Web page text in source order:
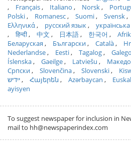
Français
Italiano Norsk
Polski
Romanesc Suomi Svensk
Ελληνικά
русский язык
हिन्दी
中文 日本語 한국어
Беларуская
Български Català
Nederlandse
Eesti Tagalog Galego
Íslenska
Gaeilge Latviešu
Српски
Slovenčina Slovenski
ייִדיש
Հայերեն Azərbaycan Euskal
ayisyen
To suggest newspaper for inclusion in
mail to hh@newspaperindex.com